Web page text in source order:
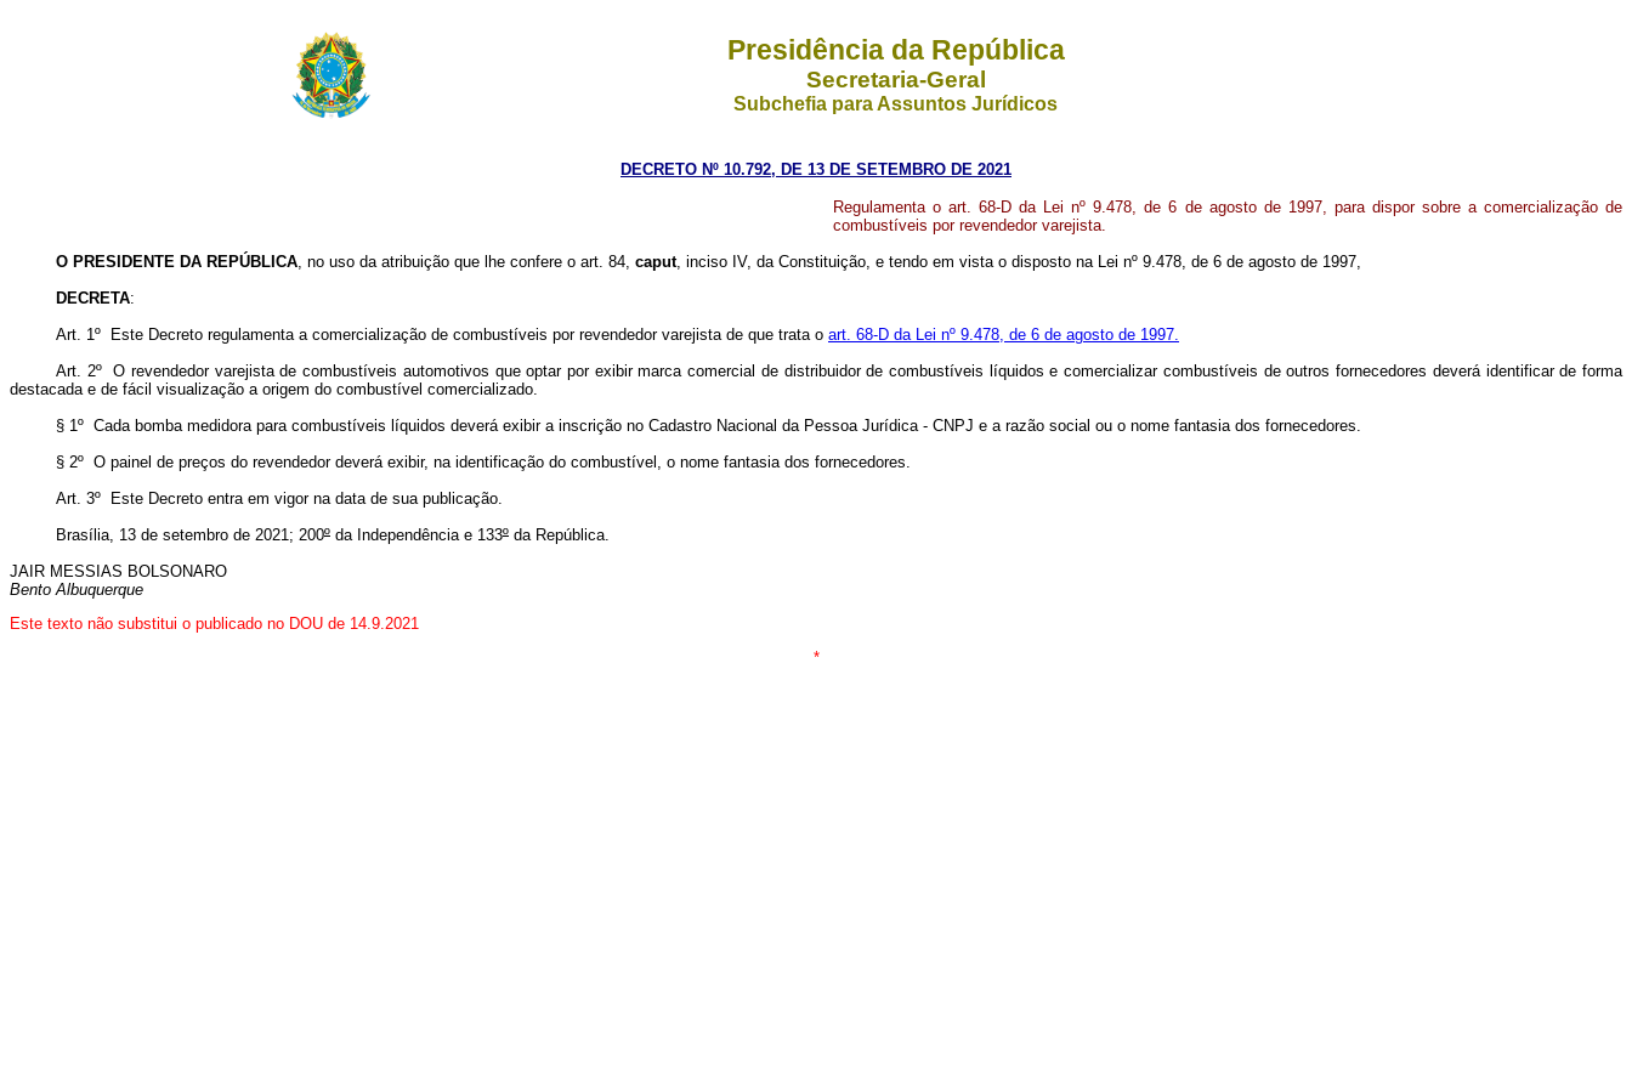
Presidência da República
Secretaria-Geral
Subchefia para Assuntos Jurídicos
DECRETO Nº 10.792, DE 13 DE SETEMBRO DE 2021
Regulamenta o art. 68-D da Lei nº 9.478, de 6 de agosto de 1997, para dispor sobre a comercialização de
combustíveis por revendedor varejista.
O PRESIDENTE DA REPÚBLICA, no uso da atribuição que lhe confere o art. 84, caput, inciso IV, da Constituição, e tendo em vista o disposto na Lei nº 9.478, de 6 de agosto de 1997,
DECRETA:
Art. 1º Este Decreto regulamenta a comercialização de combustíveis por revendedor varejista de que trata o art. 68-D da Lei nº 9.478, de 6 de agosto de 1997.
Art. 2º O revendedor varejista de combustíveis automotivos que optar por exibir marca comercial de distribuidor de combustíveis líquidos e comercializar combustíveis de outros fornecedores deverá identificar de forma
destacada e de fácil visualização a origem do combustível comercializado.
§ 1º Cada bomba medidora para combustíveis líquidos deverá exibir a inscrição no Cadastro Nacional da Pessoa Jurídica - CNPJ e a razão social ou o nome fantasia dos fornecedores.
§ 2º O painel de preços do revendedor deverá exibir, na identificação do combustível, o nome fantasia dos fornecedores.
Art. 3º Este Decreto entra em vigor na data de sua publicação.
Brasília, 13 de setembro de 2021; 200º da Independência e 133º da República.
JAIR MESSIAS BOLSONARO
Bento Albuquerque
Este texto não substitui o publicado no DOU de 14.9.2021
*